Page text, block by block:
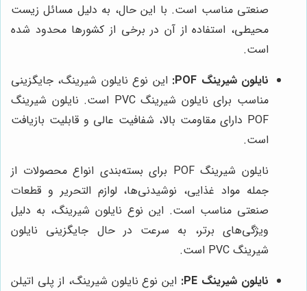
صنعتی مناسب است. با این حال، به دلیل مسائل زیست
محیطی، استفاده از آن در برخی از کشورها محدود شده
است.
نایلون شیرینگ POF:
این نوع نایلون شیرینگ، جایگزینی
مناسب برای نایلون شیرینگ PVC است. نایلون شیرینگ
POF دارای مقاومت بالا، شفافیت عالی و قابلیت بازیافت
است.
نایلون شیرینگ POF برای بسته‌بندی انواع محصولات از
جمله مواد غذایی، نوشیدنی‌ها، لوازم التحریر و قطعات
صنعتی مناسب است. این نوع نایلون شیرینگ، به دلیل
ویژگی‌های برتر، به سرعت در حال جایگزینی نایلون
شیرینگ PVC است.
نایلون شیرینگ PE:
این نوع نایلون شیرینگ، از پلی اتیلن